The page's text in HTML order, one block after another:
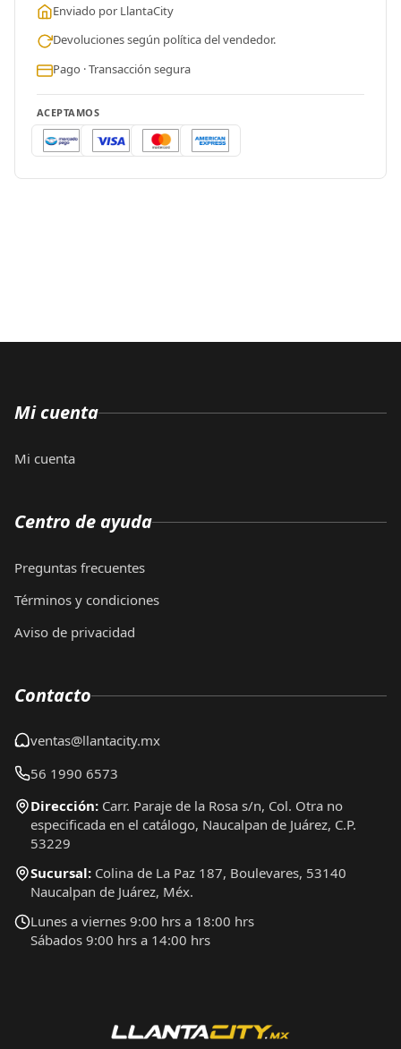
Enviado por LlantaCity
Devoluciones según política del vendedor.
Pago · Transacción segura
ACEPTAMOS
Mi cuenta
Mi cuenta
Centro de ayuda
Preguntas frecuentes
Términos y condiciones
Aviso de privacidad
Contacto
ventas@llantacity.mx
56 1990 6573
Dirección: Carr. Paraje de la Rosa s/n, Col. Otra no
especificada en el catálogo, Naucalpan de Juárez, C.P.
53229
Sucursal: Colina de La Paz 187, Boulevares, 53140
Naucalpan de Juárez, Méx.
Lunes a viernes 9:00 hrs a 18:00 hrs
Sábados 9:00 hrs a 14:00 hrs